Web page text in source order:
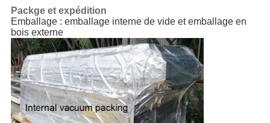
Packge et expédition
Emballage : emballage interne de vide et emballage en
bois externe